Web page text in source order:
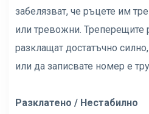
забелязват, че ръцете им
или тревожни. Треперещите
разклащат достатъчно
или да записвате номер е
Разклатено / Нестабилно